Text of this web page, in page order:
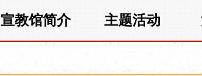
宣教馆简介 主题活动